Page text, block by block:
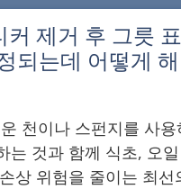
커 제거 후 그릇
되는데 어떻게
천이나 스펀지를 사
는 것과 함께 식초, 오
상 위험을 줄이는 최선